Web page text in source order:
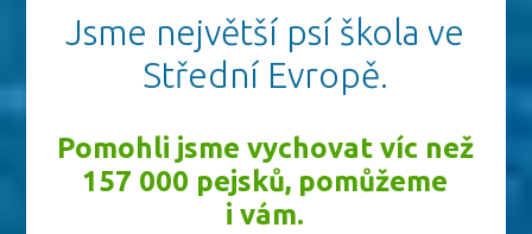
Jsme největší psí škola ve
Střední Evropě.
Pomohli jsme vychovat víc než
157 000 pejsků, pomůžeme
i vám.